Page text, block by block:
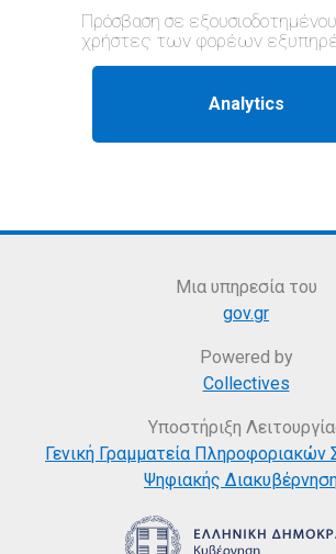
Πρόσβαση σε
χρήστες των φορέων
Μια υπηρεσία του
gov.gr
Powered by
Collectives
Υποστήριξη
Γενική Γραμματεία
Ψηφιακής